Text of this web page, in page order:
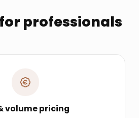
professionals
volume pricing